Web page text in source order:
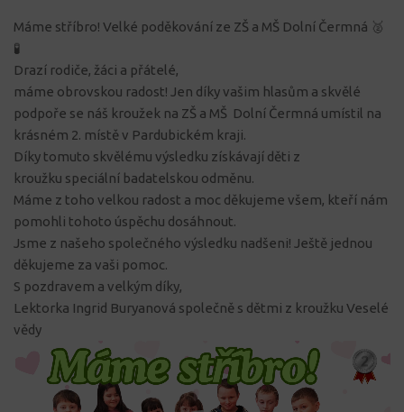
Máme stříbro! Velké poděkování ze ZŠ a MŠ Dolní Čermná 🥈
🧪
Drazí rodiče, žáci a přátelé,
máme obrovskou radost! Jen díky vašim hlasům a skvělé
podpoře se náš kroužek na ZŠ a MŠ Dolní Čermná umístil na
krásném 2. místě v Pardubickém kraji.
Díky tomuto skvělému výsledku získávají děti z
kroužku speciální badatelskou odměnu.
Máme z toho velkou radost a moc děkujeme všem, kteří nám
pomohli tohoto úspěchu dosáhnout.
Jsme z našeho společného výsledku nadšeni! Ještě jednou
děkujeme za vaši pomoc.
S pozdravem a velkým díky,
Lektorka Ingrid Buryanová společně s dětmi z kroužku Veselé
vědy
přehrávač